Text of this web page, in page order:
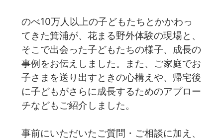
のべ10万人以上の子どもたちとかかわっ
てきた箕浦が、花まる野外体験の現場と、
そこで出会った子どもたちの様子、成長の
事例をお伝えしました。また、ご家庭でお
子さまを送り出すときの心構えや、帰宅後
に子どもがさらに成長するためのアプロー
チなどもご紹介しました。
事前にいただいたご質問・ご相談に加え、